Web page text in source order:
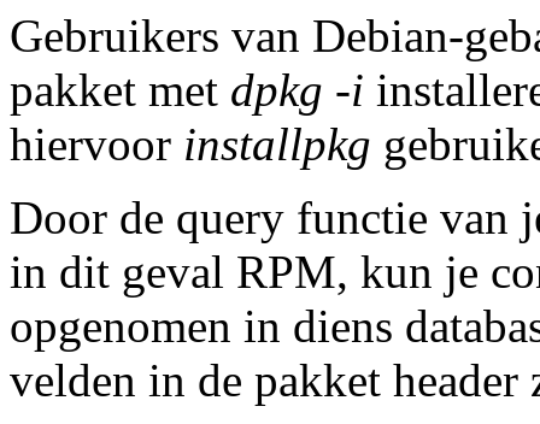
Gebruikers van Debian-
pakket met dpkg -i
hiervoor installpkg
Door de query functie van
in dit geval RPM, kun je
opgenomen in diens
velden in de pakket header